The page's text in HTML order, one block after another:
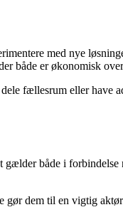
med nye
både er økonomisk
fællesrum eller
både i
gør dem til en vigtig